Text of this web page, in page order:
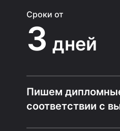
Сроки от
3 дней
Пишем
соответствии с